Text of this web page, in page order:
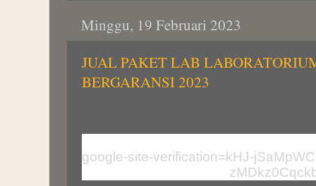
Minggu, 19 Februari 2023
JUAL PAKET LAB
BERGARANSI 2023
google-site-verification=kHJ-